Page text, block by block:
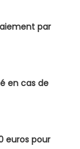
par
en cas de
euros pour